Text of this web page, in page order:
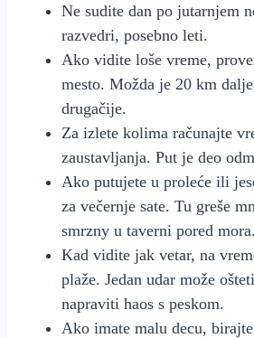
Ne sudite dan po jutarnjem
razvedri, posebno leti.
Ako vidite loše vreme,
mesto. Možda je 20 km
drugačije.
Za izlete kolima računajte
zaustavljanja. Put je deo
Ako putujete u proleće ili
za večernje sate. Tu greše
smrznу u taverni pored mora.
Kad vidite jak vetar, na
plaže. Jedan udar može
napraviti haos s peskom.
Ako imate malu decu,